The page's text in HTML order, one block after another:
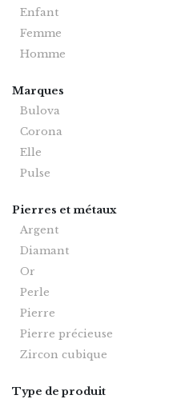
Enfant
Femme
Homme
Marques
Bulova
Corona
Elle
Pulse
Pierres et métaux
Argent
Diamant
Or
Perle
Pierre
Pierre précieuse
Zircon cubique
Type de produit